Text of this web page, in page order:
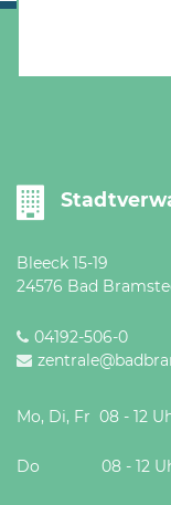
Bleeck 15-19
24576 Bad
04192-506-0
Mo, Di, Fr 08 - 12
Do 08 - 12 Uhr